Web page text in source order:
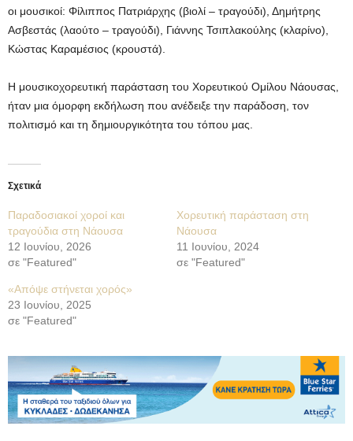
οι μουσικοί: Φίλιππος Πατριάρχης (βιολί – τραγούδι), Δημήτρης
Ασβεστάς (λαούτο – τραγούδι), Γιάννης Τσιπλακούλης (κλαρίνο),
Κώστας Καραμέσιος (κρουστά).
Η μουσικοχορευτική παράσταση του Χορευτικού Ομίλου Νάουσας,
ήταν μια όμορφη εκδήλωση που ανέδειξε την παράδοση, τον
πολιτισμό και τη δημιουργικότητα του τόπου μας.
Σχετικά
Παραδοσιακοί χοροί και
τραγούδια στη Νάουσα
12 Ιουνίου, 2026
σε "Featured"
Χορευτική παράσταση στη
Νάουσα
11 Ιουνίου, 2024
σε "Featured"
«Απόψε στήνεται χορός»
23 Ιουνίου, 2025
σε "Featured"